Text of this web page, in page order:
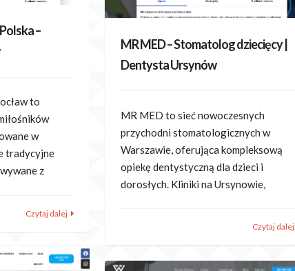
–
to
w
tradycyjne
z
Czytaj dalej
MR MED – Stomatolog dziecięcy |
Dentysta Ursynów
MR MED to sieć nowoczesnych
przychodni stomatologicznych w
Warszawie, oferująca kompleksową
opiekę dentystyczną dla dzieci i
dorosłych. Kliniki na Ursynowie,
Czytaj dalej